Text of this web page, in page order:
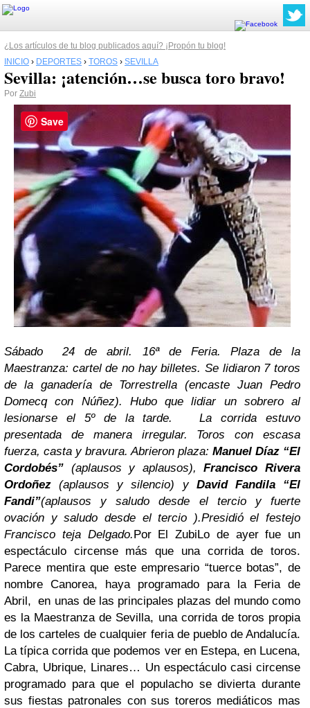
¿Los artículos de tu blog publicados aquí? ¡Propón tu blog!
INICIO › DEPORTES › TOROS › SEVILLA
Sevilla: ¡atención…se busca toro bravo!
Por Zubi
Sábado 24 de abril. 16ª de Feria. Plaza de la
Maestranza: cartel de no hay billetes. Se lidiaron 7 toros
de la ganadería de Torrestrella (encaste Juan Pedro
Domecq con Núñez). Hubo que lidiar un sobrero al
lesionarse el 5º de la tarde. La corrida estuvo
presentada de manera irregular. Toros con escasa
fuerza, casta y bravura. Abrieron plaza: Manuel Díaz “El
Cordobés” (aplausos y aplausos),Francisco Rivera
Ordoñez(aplausos y silencio) y David Fandila “El
Fandi”(aplausos y saludo desde el tercio y fuerte
ovación y saludo desde el tercio ).Presidió el festejo
Francisco teja Delgado.Por El ZubiLo de ayer fue un
espectáculo circense más que una corrida de toros.
Parece mentira que este empresario “tuerce botas”, de
nombre Canorea, haya programado para la Feria de
Abril, en unas de las principales plazas del mundo como
es la Maestranza de Sevilla, una corrida de toros propia
de los carteles de cualquier feria de pueblo de Andalucía.
La típica corrida que podemos ver en Estepa, en Lucena,
Cabra, Ubrique, Linares… Un espectáculo casi circense
programado para que el populacho se divierta durante
sus fiestas patronales con sus toreros mediáticos mas
Save